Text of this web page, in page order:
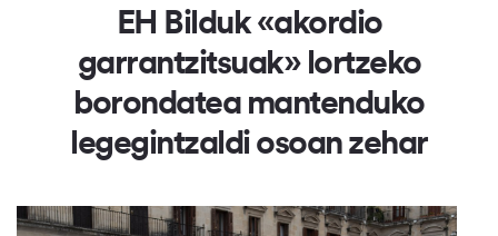
EH Bilduk «akordio
garrantzitsuak» lortzeko
borondatea mantenduko
legegintzaldi osoan zehar